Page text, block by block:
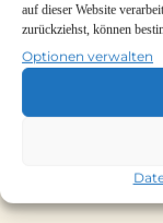
auf dieser Website
zurückziehst, können
Optionen verwalten